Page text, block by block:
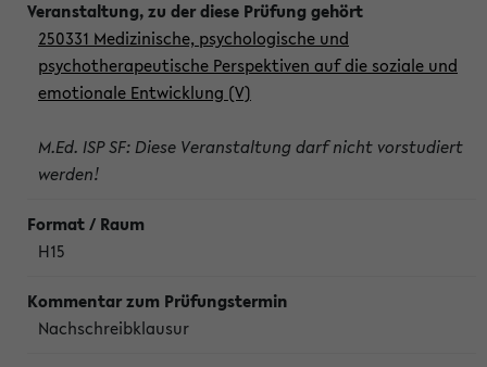
250331 Medizinische, psychologische und
psychotherapeutische Perspektiven auf die soziale und
emotionale Entwicklung (V)
M.Ed. ISP SF: Diese Veranstaltung darf nicht vorstudiert
werden!
H15
Nachschreibklausur